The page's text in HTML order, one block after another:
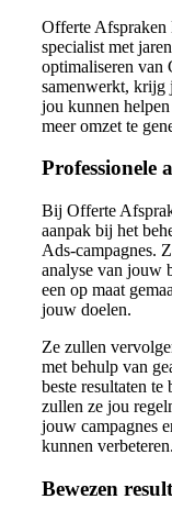
Offerte Afspraken
specialist met
optimaliseren van
samenwerkt, krijg
jou kunnen
meer omzet te
Professionele
Bij Offerte
aanpak bij het
Ads-campagnes.
analyse van jouw
een op maat
jouw doelen.
Ze zullen
met behulp van
beste resultaten
zullen ze jou
jouw campagnes
kunnen verbeteren.
Bewezen